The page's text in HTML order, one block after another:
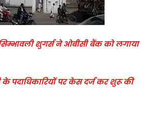
शुगर्स ने ओबीसी बैंक को लगाया
पदाधिकारियों पर केस दर्ज कर शुरू की